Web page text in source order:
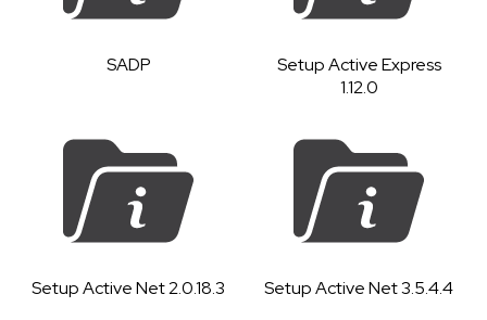
SADP
Setup Active Express
1.12.0
Setup Active Net 2.0.18.3 Setup Active Net 3.5.4.4